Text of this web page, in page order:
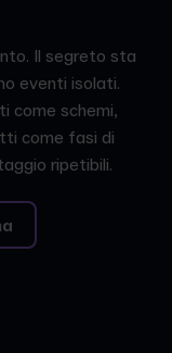
Il segreto sta
eventi isolati.
come schemi,
come fasi di
ripetibili.